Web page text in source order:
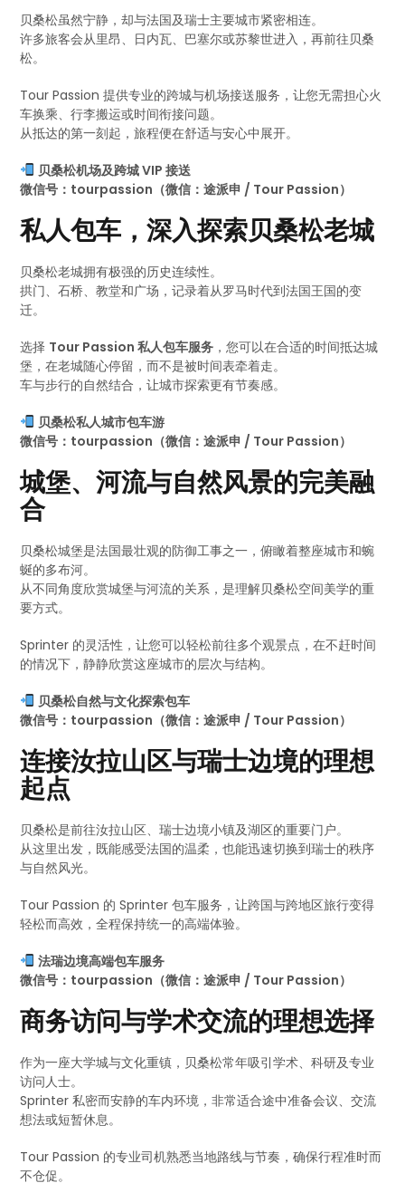
贝桑松虽然宁静，却与法国及瑞士主要城市紧密相连。
许多旅客会从里昂、日内瓦、巴塞尔或苏黎世进入，再前往贝桑
松。
Tour Passion 提供专业的跨城与机场接送服务，让您无需担心火
车换乘、行李搬运或时间衔接问题。
从抵达的第一刻起，旅程便在舒适与安心中展开。
贝桑松机场及跨城 VIP 接送
微信号：tourpassion（微信：途派申 / Tour Passion）
私人包车，深入探索贝桑松老城
贝桑松老城拥有极强的历史连续性。
拱门、石桥、教堂和广场，记录着从罗马时代到法国王国的变
迁。
选择 Tour Passion 私人包车服务 ，您可以在合适的时间抵达城
堡，在老城随心停留，而不是被时间表牵着走。
车与步行的自然结合，让城市探索更有节奏感。
贝桑松私人城市包车游
微信号：tourpassion（微信：途派申 / Tour Passion）
城堡、河流与自然风景的完美融
合
贝桑松城堡是法国最壮观的防御工事之一，俯瞰着整座城市和蜿
蜒的多布河。
从不同角度欣赏城堡与河流的关系，是理解贝桑松空间美学的重
要方式。
Sprinter 的灵活性，让您可以轻松前往多个观景点，在不赶时间
的情况下，静静欣赏这座城市的层次与结构。
贝桑松自然与文化探索包车
微信号：tourpassion（微信：途派申 / Tour Passion）
连接汝拉山区与瑞士边境的理想
起点
贝桑松是前往汝拉山区、瑞士边境小镇及湖区的重要门户。
从这里出发，既能感受法国的温柔，也能迅速切换到瑞士的秩序
与自然风光。
Tour Passion 的 Sprinter 包车服务，让跨国与跨地区旅行变得
轻松而高效，全程保持统一的高端体验。
法瑞边境高端包车服务
微信号：tourpassion（微信：途派申 / Tour Passion）
商务访问与学术交流的理想选择
作为一座大学城与文化重镇，贝桑松常年吸引学术、科研及专业
访问人士。
Sprinter 私密而安静的车内环境，非常适合途中准备会议、交流
想法或短暂休息。
Tour Passion 的专业司机熟悉当地路线与节奏，确保行程准时而
不仓促。